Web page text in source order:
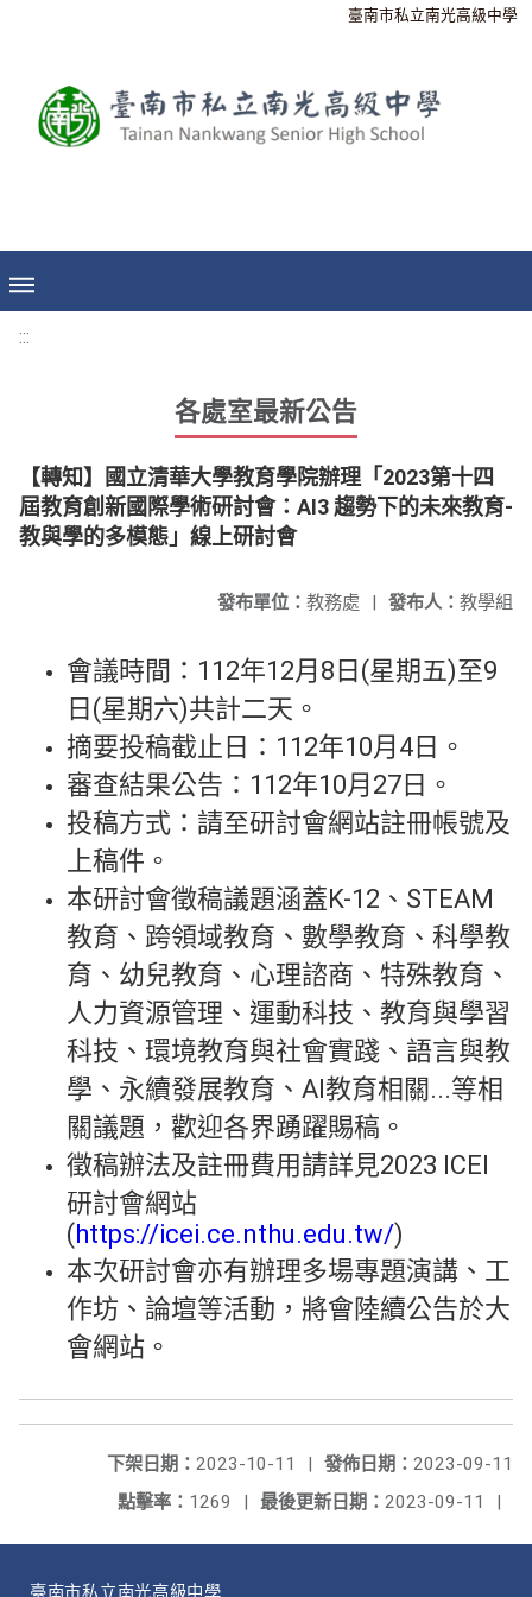
臺南市私立南光高級中學
:::
各處室最新公告
【轉知】國立清華大學教育學院辦理「2023第十四
屆教育創新國際學術研討會：AI3 趨勢下的未來教育-
教與學的多模態」線上研討會
發布人： 教學組
發布單位： 教務處 |
會議時間：112年12月8日(星期五)至9
日(星期六)共計二天。
摘要投稿截止日：112年10月4日。
審查結果公告：112年10月27日。
投稿方式：請至研討會網站註冊帳號及
上稿件。
本研討會徵稿議題涵蓋K-12、STEAM
教育、跨領域教育、數學教育、科學教
育、幼兒教育、心理諮商、特殊教育、
人力資源管理、運動科技、教育與學習
科技、環境教育與社會實踐、語言與教
學、永續發展教育、AI教育相關...等相
關議題，歡迎各界踴躍賜稿。
徵稿辦法及註冊費用請詳見2023 ICEI
研討會網站
(https://icei.ce.nthu.edu.tw/)
本次研討會亦有辦理多場專題演講、工
作坊、論壇等活動，將會陸續公告於大
會網站。
發佈日期： 2023-09-11
下架日期： 2023-10-11
|
最後更新日期： 2023-09-11 |
點擊率： 1269 |
臺南市私立南光高級中學